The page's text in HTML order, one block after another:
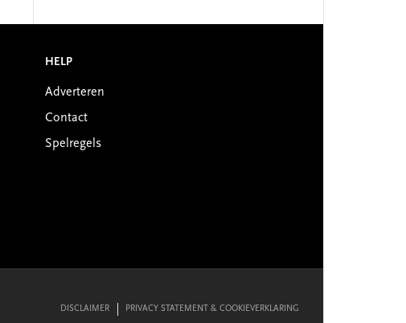
HELP
Adverteren
Contact
Spelregels
DISCLAIMER PRIVACY STATEMENT & COOKIEVERKLARING